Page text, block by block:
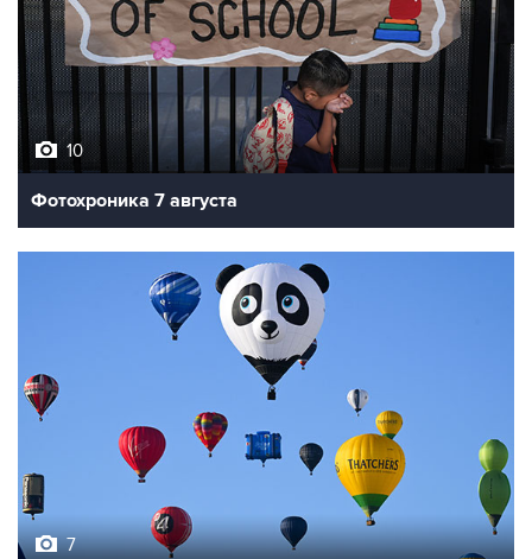
10
Фотохроника 7 августа
Фестиваль воздухоплавания в Бристоле